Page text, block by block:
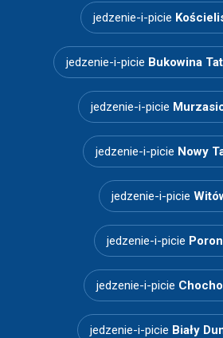
jedzenie-i-picie
jedzenie-i-picie Bukowina
jedzenie-i-picie
jedzenie-i-picie Nowy
jedzenie-i-picie
jedzenie-i-picie
jedzenie-i-picie
jedzenie-i-picie Biały